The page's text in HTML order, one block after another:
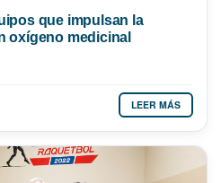
que impulsan la
oxígeno medicinal
LEER MÁS